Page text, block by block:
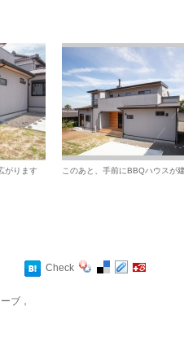
がります このあと、手前にBBQハウスが
Check
ブ，